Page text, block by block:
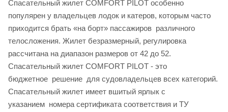
Спасательный жилет COMFORT PILOT особенно
популярен у владельцев лодок и катеров, которым часто
приходится брать «на борт» пассажиров различного
телосложения. Жилет безразмерный, регулировка
рассчитана на диапазон размеров от 42 до 52.
Спасательный жилет COMFORT PILOT - это
бюджетное решение для судовладельцев всех категорий.
Спасательный жилет имеет вшитый ярлык с
указанием номера сертификата соответствия и ТУ